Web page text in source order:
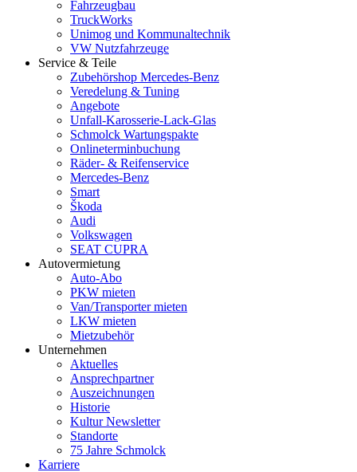
Fahrzeugbau
TruckWorks
Unimog und Kommunaltechnik
VW Nutzfahrzeuge
Service & Teile
Zubehörshop Mercedes-Benz
Veredelung & Tuning
Angebote
Unfall-Karosserie-Lack-Glas
Schmolck Wartungspakte
Onlineterminbuchung
Räder- & Reifenservice
Mercedes-Benz
Smart
Škoda
Audi
Volkswagen
SEAT CUPRA
Autovermietung
Auto-Abo
PKW mieten
Van/Transporter mieten
LKW mieten
Mietzubehör
Unternehmen
Aktuelles
Ansprechpartner
Auszeichnungen
Historie
Kultur Newsletter
Standorte
75 Jahre Schmolck
Karriere